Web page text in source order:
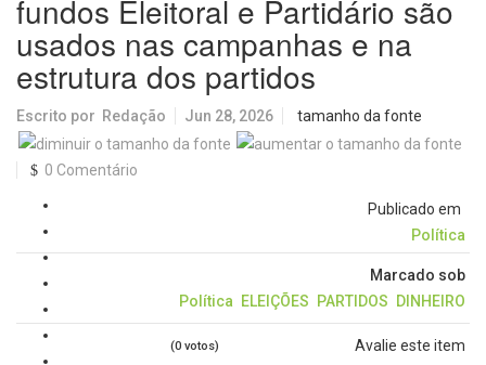
fundos Eleitoral e Partidário são
usados nas campanhas e na
estrutura dos partidos
Escrito por Redação Jun 28, 2026 tamanho da fonte
0 Comentário
Publicado em
Política
Marcado sob
Política
ELEIÇÕES PARTIDOS DINHEIRO
Avalie este item
(0 votos)